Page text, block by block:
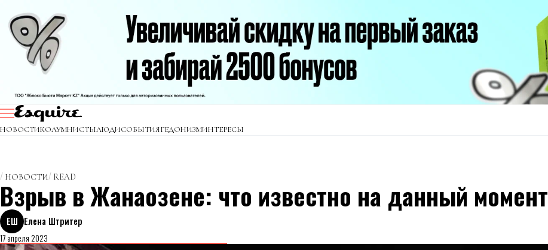
НОВОСТИКОЛУМНИСТЫЛЮДИСОБЫТИЯГЕДОНИЗМИНТЕРЕСЫ
НОВОСТИ READ
Взрыв в Жанаозене: что известно на данный момент
ЕШ Елена Штритер
17 апреля 2023